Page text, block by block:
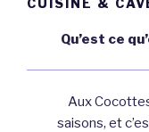
CUISINE &
Qu’est ce
Aux
saisons, et